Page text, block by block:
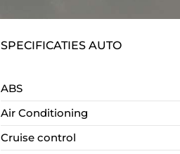
SPECIFICATIES AUTO
ABS
Air Conditioning
Cruise control